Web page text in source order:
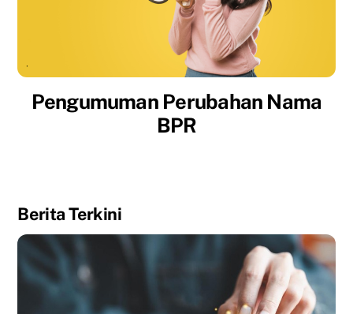
Pengumuman Perubahan Nama
BPR
Berita Terkini